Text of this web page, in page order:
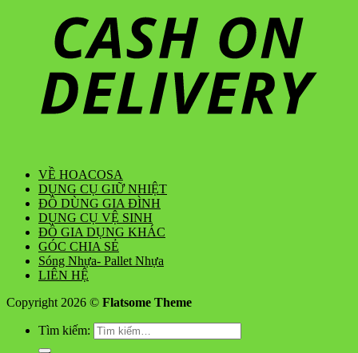
VỀ HOACOSA
DỤNG CỤ GIỮ NHIỆT
ĐỒ DÙNG GIA ĐÌNH
DỤNG CỤ VỆ SINH
ĐỒ GIA DỤNG KHÁC
GÓC CHIA SẺ
Sóng Nhựa- Pallet Nhựa
LIÊN HỆ
Copyright 2026 © Flatsome Theme
Tìm kiếm: